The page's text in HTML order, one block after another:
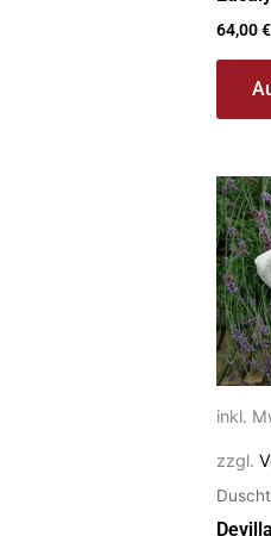
64,00€
inkl.
zzgl.
weist
auf.
Die
auf
der